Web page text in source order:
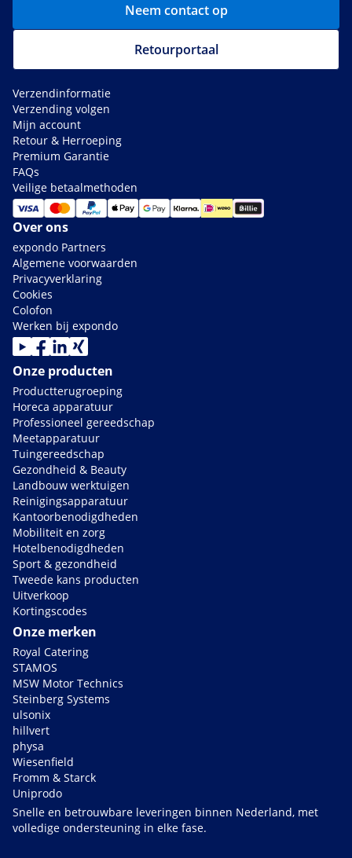
Neem contact op
Retourportaal
Verzendinformatie
Verzending volgen
Mijn account
Retour & Herroeping
Premium Garantie
FAQs
Veilige betaalmethoden
Over ons
expondo Partners
Algemene voorwaarden
Privacyverklaring
Cookies
Colofon
Werken bij expondo
Onze producten
Productterugroeping
Horeca apparatuur
Professioneel gereedschap
Meetapparatuur
Tuingereedschap
Gezondheid & Beauty
Landbouw werktuigen
Reinigingsapparatuur
Kantoorbenodigdheden
Mobiliteit en zorg
Hotelbenodigdheden
Sport & gezondheid
Tweede kans producten
Uitverkoop
Kortingscodes
Onze merken
Royal Catering
STAMOS
MSW Motor Technics
Steinberg Systems
ulsonix
hillvert
physa
Wiesenfield
Fromm & Starck
Uniprodo
Snelle en betrouwbare leveringen binnen Nederland, met
volledige ondersteuning in elke fase.